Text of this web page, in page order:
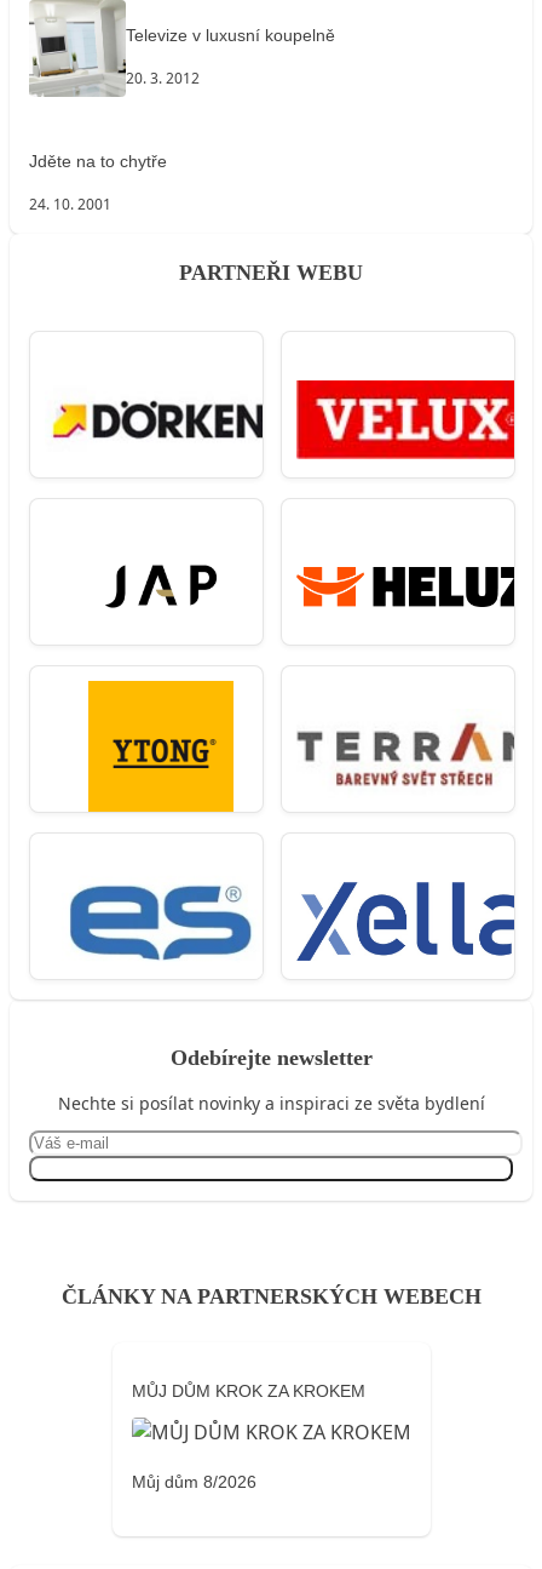
Televize v luxusní koupelně
20. 3. 2012
Jděte na to chytře
24. 10. 2001
PARTNEŘI WEBU
Odebírejte newsletter
Nechte si posílat novinky a inspiraci ze světa bydlení
ČLÁNKY NA PARTNERSKÝCH WEBECH
MŮJ DŮM KROK ZA KROKEM
Můj dům 8/2026